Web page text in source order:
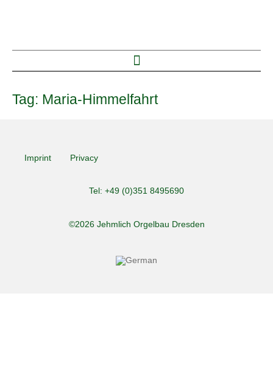
Tag: Maria-Himmelfahrt
Imprint Privacy
Tel: +49 (0)351 8495690
©2026 Jehmlich Orgelbau Dresden